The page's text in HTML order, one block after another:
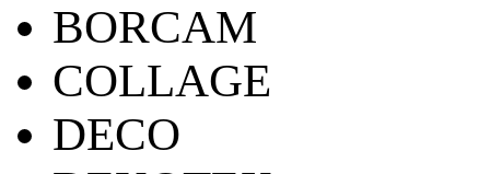
BORCAM
COLLAGE
DECO